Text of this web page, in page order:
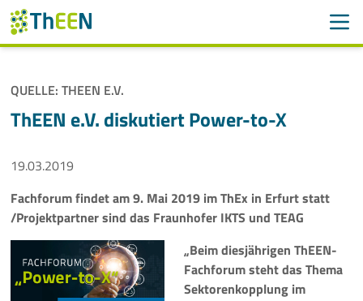
Navigation überspringen
ThEEN
Mitglieder
Aktivitäten
Veranstaltungen
QUELLE: THEEN E.V.
ThEEN e.V. diskutiert Power-to-X
19.03.2019
Fachforum findet am 9. Mai 2019 im ThEx in Erfurt statt
/Projektpartner sind das Fraunhofer IKTS und TEAG
„Beim diesjährigen ThEEN-
Fachforum steht das Thema
Sektorenkopplung im